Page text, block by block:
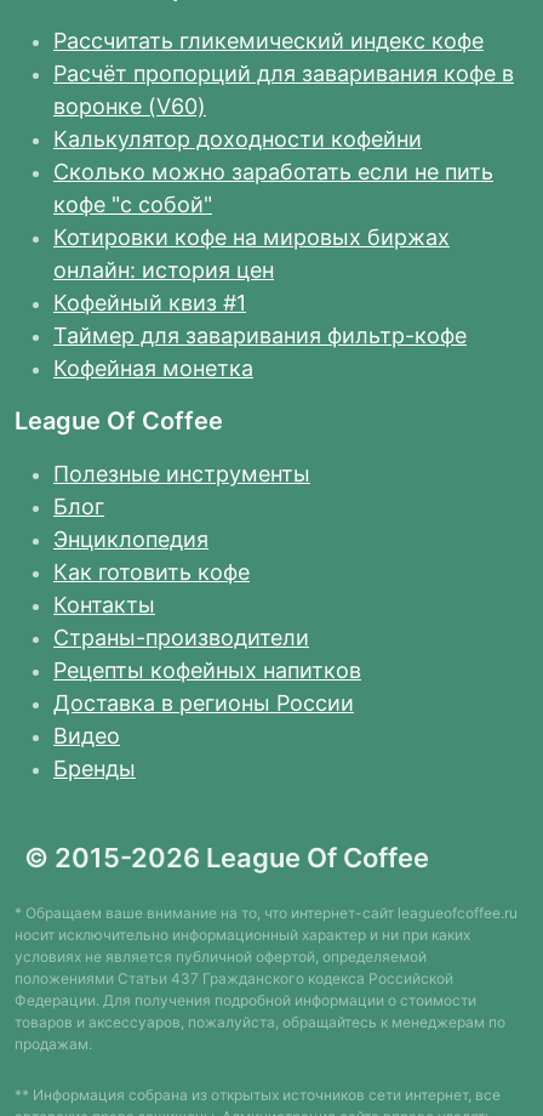
Рассчитать гликемический индекс кофе
Расчёт пропорций для заваривания кофе в
воронке (V60)
Калькулятор доходности кофейни
Сколько можно заработать если не пить
кофе "с собой"
Котировки кофе на мировых биржах
онлайн: история цен
Кофейный квиз #1
Таймер для заваривания фильтр-кофе
Кофейная монетка
League Of Coffee
Полезные инструменты
Блог
Энциклопедия
Как готовить кофе
Контакты
Страны-производители
Рецепты кофейных напитков
Доставка в регионы России
Видео
Бренды
© 2015-2026 League Of Coffee
* Обращаем ваше внимание на то, что интернет-сайт leagueofcoffee.ru
носит исключительно информационный характер и ни при каких
условиях не является публичной офертой, определяемой
положениями Статьи 437 Гражданского кодекса Российской
Федерации. Для получения подробной информации о стоимости
товаров и аксессуаров, пожалуйста, обращайтесь к менеджерам по
продажам.
** Информация собрана из открытых источников сети интернет, все